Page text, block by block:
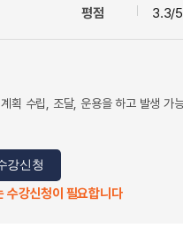
평점
3.3/
수립, 조달, 운용을 하고 발생 가
강신청
수강신청이 필요합니다